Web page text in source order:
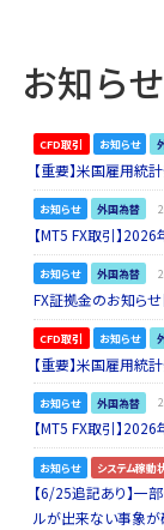
お知らせ
CFD取引 お知らせ
【重要】米国雇用統
お知らせ 外国為替
【MT5 FX取引】
お知らせ 外国為替
FX証拠金のお知らせ
CFD取引 お知らせ
【重要】米国雇用統
お知らせ 外国為替
【MT5 FX取引】
お知らせ システム稼動
【6/25追記あり】一
ルが出来ない事象が